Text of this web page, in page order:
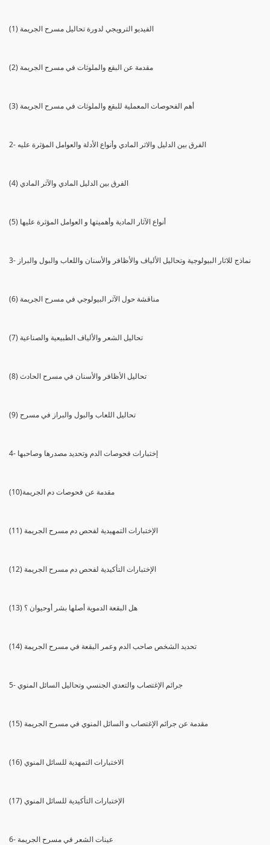
(1) الفيديو الترويجي لدورة تحاليل مسرح الجريمة
(2) مقدمة عن البقع والملوثات في مسرح الجريمة
(3) أهم الفحوصات المعملية للبقع والملوثات في مسرح الجريمة
2- الفرق بين الدليل والاثر المادي وأنواع الأدلة والعوامل المؤثرة عليه
(4) الفرق بين الدليل المادي والآثر المادي
(5) أنواع الآثار المادية وأهميتها و العوامل المؤثرة عليها
3- نماذج للاثار البيولوجية وتحاليل الألياف والأظافر والأسنان واللعاب والبول والبراز
(6) مناقشة حول الآثر البيولوجي في مسرح الجريمة
(7) تحاليل الشعر والألياف الطبيعية والصناعية
(8) تحاليل الأظافر والأسنان في مسرح الحادث
(9) تحاليل اللعاب والبول والبراز في مسرح
4- إختبارات فحوصات الدم وتحديد مصدرها وصاحبها
(10)مقدمة عن فحوصات دم الجريمة
(11) الإختبارات التمهيدية لفحص دم مسرح الجريمة
(12) الإختبارات التأكيدية لفحص دم مسرح الجريمة
(13) هل البقعة الدموية أصلها بشر أوحيوان ؟
(14) تحديد الشخص صاحب الدم وعمر البقعة في مسرح الجريمة
5- جرائم الإغتصاب والتعدي الجنسي وتحاليل السائل المنوي
(15) مقدمة عن جرائم الإغتصاب و السائل المنوي في مسرح الجريمة
(16) الاختبارات التمهدية للسائل المنوي
(17) الإختبارات التأكيدية للسائل المنوي
6- عينات الشعر في مسرح الجريمة